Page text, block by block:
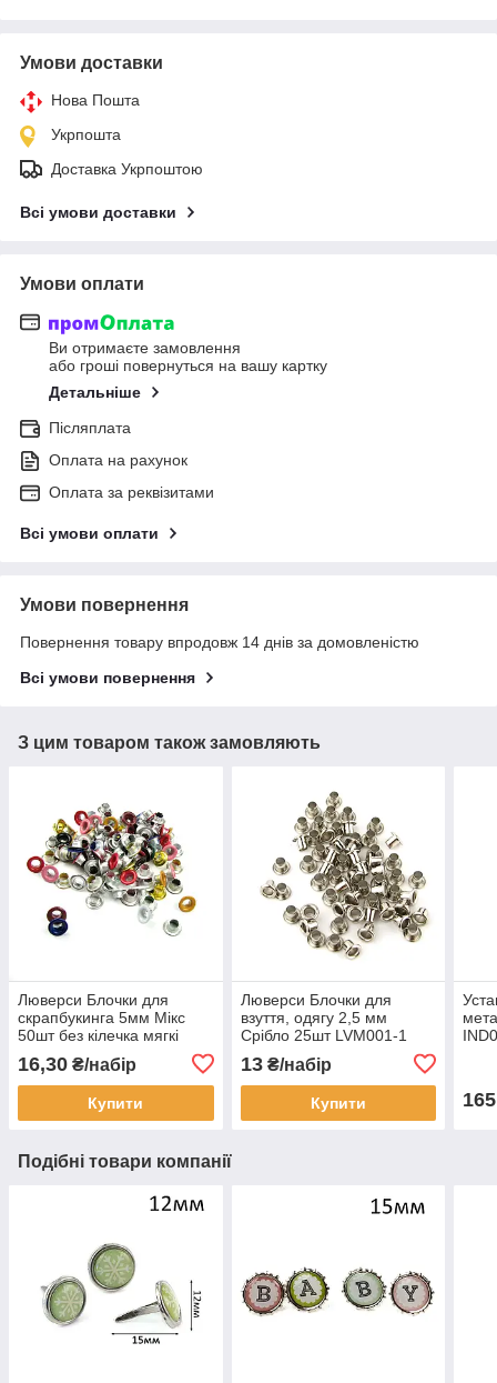
Умови доставки
Нова Пошта
Укрпошта
Доставка Укрпоштою
Всі умови доставки
Умови оплати
Ви отримаєте замовлення
або гроші повернуться на вашу картку
Детальніше
Післяплата
Оплата на рахунок
Оплата за реквізитами
Всі умови оплати
Умови повернення
Повернення товару впродовж 14 днів за домовленістю
Всі умови повернення
З цим товаром також замовляють
Люверси Блочки для
скрапбукинга 5мм Мікс
50шт без кілечка мягкі
16,30 ₴/набір
Купити
Люверси Блочки для
взуття, одягу 2,5 мм
Срібло 25шт LVM001-1
13₴/набір
Купити 165
Подібні товари компанії